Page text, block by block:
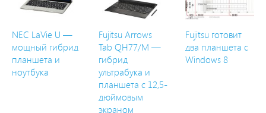
NEC LaVie U —
мощный гибрид
планшета и
ноутбука
Fujitsu Arrows
Tab QH77/M —
гибрид
ультрабука и
планшета с 12,5-
дюймовым
экраном
Fujitsu готовит
два планшета с
Windows 8